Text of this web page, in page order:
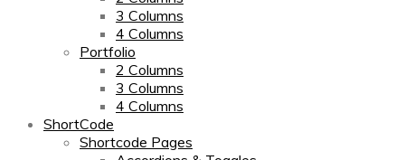
3 Columns
4 Columns
Portfolio
2 Columns
3 Columns
4 Columns
ShortCode
Shortcode Pages